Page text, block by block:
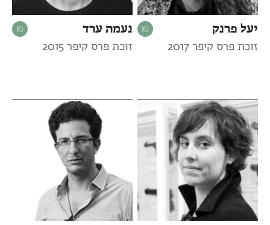
יעל פרנק
זוכת פרס קיפר 2017
נעמה ערד
זוכת פרס קיפר 2015